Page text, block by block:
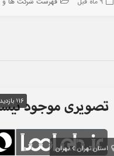
116 بازدید
استان تهران تهران